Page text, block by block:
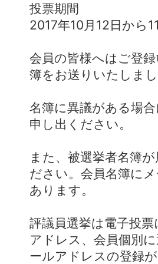
投票期間
2017年10月12日から
会員の皆様へはご登
簿をお送りいたしまし
名簿に異議がある場
申し出ください。
また、被選挙者名簿
ださい。会員名簿に
あります。
評議員選挙は電子投
アドレス、会員個別
ールアドレスの登録